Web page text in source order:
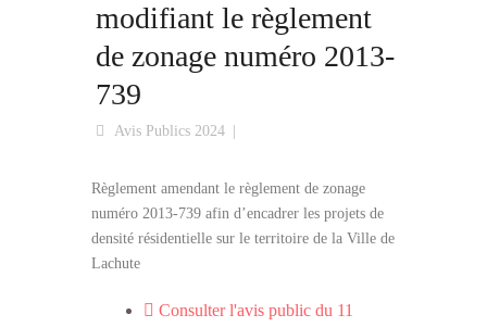
modifiant le règlement
de zonage numéro 2013-
739
Avis Publics 2024
Règlement amendant le règlement de zonage
numéro 2013-739 afin d’encadrer les projets de
densité résidentielle sur le territoire de la Ville de
Lachute
Consulter l'avis public du 11